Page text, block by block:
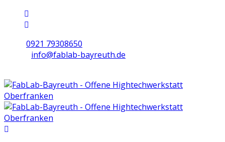
0921 79308650
info@fablab-bayreuth.de